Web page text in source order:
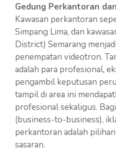
Gedung Perkantoran
Kawasan perkantoran
Simpang Lima, dan
District) Semarang
penempatan videotron.
adalah para profesional,
pengambil keputusan
tampil di area ini
profesional sekaligus.
(business-to-business),
perkantoran adalah
sasaran.